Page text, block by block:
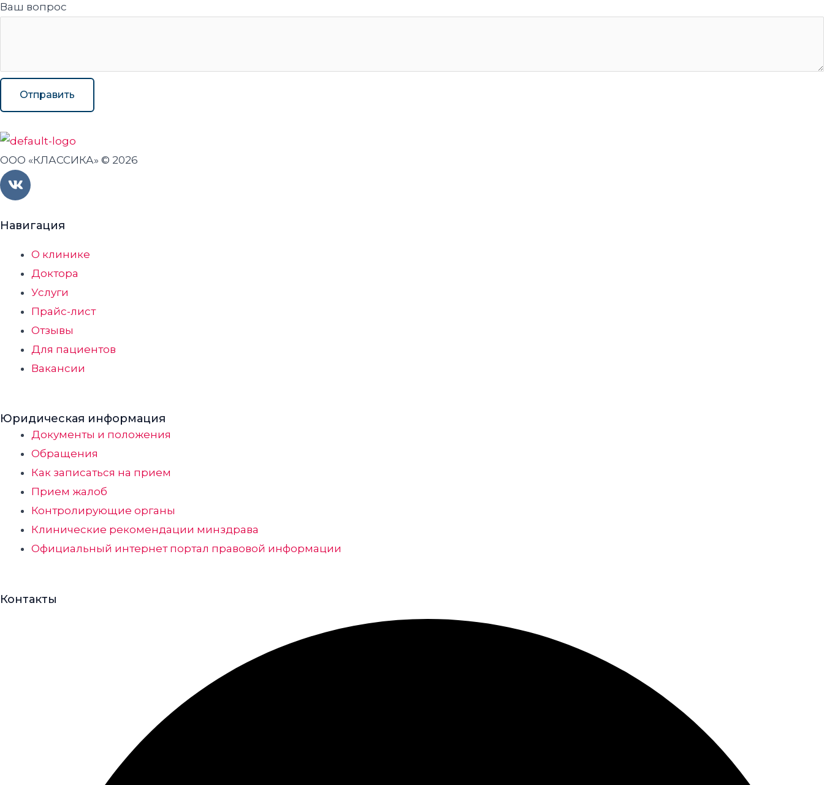
Ваш вопрос
Отправить
ООО «КЛАССИКА» © 2026
V
k
Навигация
О клинике
Доктора
Услуги
Прайс-лист
Отзывы
Для пациентов
Вакансии
Юридическая информация
Документы и положения
Обращения
Как записаться на прием
Прием жалоб
Контролирующие органы
Клинические рекомендации минздрава
Официальный интернет портал правовой информации
Контакты